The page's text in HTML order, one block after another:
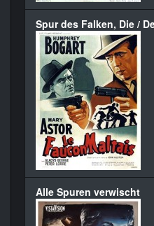
Spur des Falken, Die /
Alle Spuren verwischt